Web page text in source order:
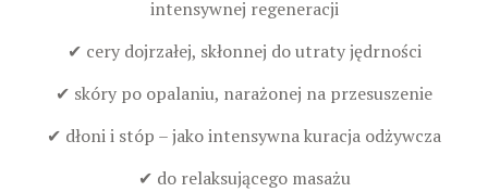
intensywnej regeneracji
✔ cery dojrzałej, skłonnej do utraty jędrności
✔ skóry po opalaniu, narażonej na przesuszenie
✔ dłoni i stóp – jako intensywna kuracja odżywcza
✔ do relaksującego masażu